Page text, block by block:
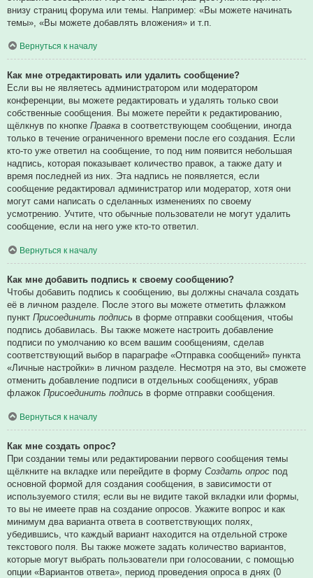
внизу страниц форума или темы. Например: «Вы можете начинать
темы», «Вы можете добавлять вложения» и т.п.
Вернуться к началу
Как мне отредактировать или удалить сообщение?
Если вы не являетесь администратором или модератором
конференции, вы можете редактировать и удалять только свои
собственные сообщения. Вы можете перейти к редактированию,
щёлкнув по кнопке Правка в соответствующем сообщении, иногда
только в течение ограниченного времени после его создания. Если
кто-то уже ответил на сообщение, то под ним появится небольшая
надпись, которая показывает количество правок, а также дату и
время последней из них. Эта надпись не появляется, если
сообщение редактировал администратор или модератор, хотя они
могут сами написать о сделанных изменениях по своему
усмотрению. Учтите, что обычные пользователи не могут удалить
сообщение, если на него уже кто-то ответил.
Вернуться к началу
Как мне добавить подпись к своему сообщению?
Чтобы добавить подпись к сообщению, вы должны сначала создать
её в личном разделе. После этого вы можете отметить флажком
пункт Присоединить подпись в форме отправки сообщения, чтобы
подпись добавилась. Вы также можете настроить добавление
подписи по умолчанию ко всем вашим сообщениям, сделав
соответствующий выбор в параграфе «Отправка сообщений» пункта
«Личные настройки» в личном разделе. Несмотря на это, вы сможете
отменить добавление подписи в отдельных сообщениях, убрав
флажок Присоединить подпись в форме отправки сообщения.
Вернуться к началу
Как мне создать опрос?
При создании темы или редактировании первого сообщения темы
щёлкните на вкладке или перейдите в форму Создать опрос под
основной формой для создания сообщения, в зависимости от
используемого стиля; если вы не видите такой вкладки или формы,
то вы не имеете прав на создание опросов. Укажите вопрос и как
минимум два варианта ответа в соответствующих полях,
убедившись, что каждый вариант находится на отдельной строке
текстового поля. Вы также можете задать количество вариантов,
которые могут выбрать пользователи при голосовании, с помощью
опции «Вариантов ответа», период проведения опроса в днях (0